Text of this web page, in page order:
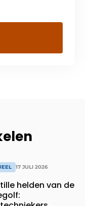
17 JULI 2026
helden van de